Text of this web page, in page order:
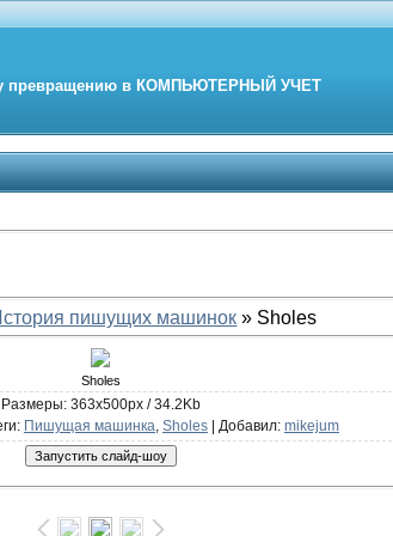
превращению в КОМПЬЮТЕРНЫЙ УЧЕТ
пишущих машинок » Sholes
Sholes
Размеры: 363x500px / 34.2Kb
: Пишущая машинка, Sholes| Добавил: mikejum